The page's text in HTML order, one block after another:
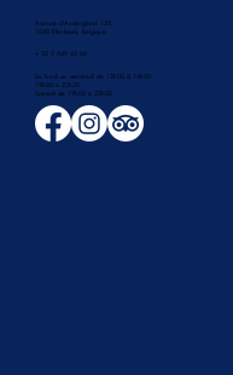
Avenue d'Auderghem 135,
1040 Etterbeek, Belgique
+ 32 2 649 43 66
Du lundi au vendredi de 12h00 à 14h00
19h00 à 22h30
​Samedi de 19h00 à 23h00